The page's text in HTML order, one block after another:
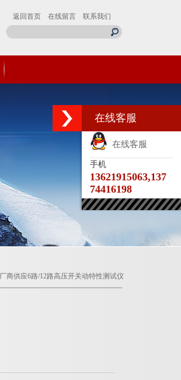
返回首页 在线留言 联系我们
商供应6路/12路高压开关动特性测试仪
在线客服
在线客服
手机
13621915063,137
74416198